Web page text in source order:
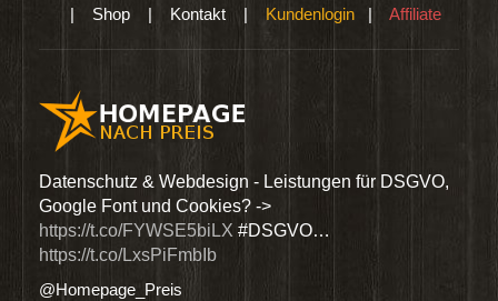
| Shop | Kontakt | Kundenlogin | Affiliate
Datenschutz & Webdesign - Leistungen für DSGVO,
Google Font und Cookies? ->
https://t.co/FYWSE5biLX #DSGVO…
https://t.co/LxsPiFmbIb
@Homepage_Preis